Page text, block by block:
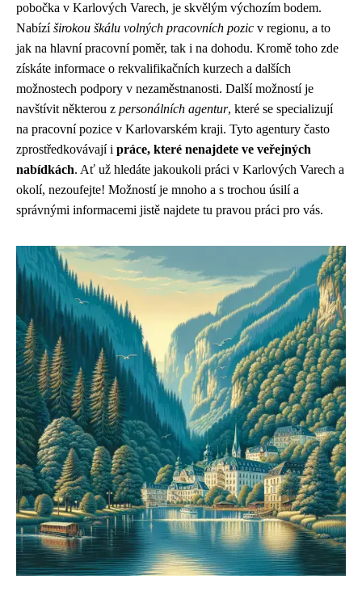
pobočka v Karlových Varech, je skvělým výchozím bodem.
Nabízíširokou škálu volných pracovních pozic v regionu, a to
jak na hlavní pracovní poměr, tak i na dohodu. Kromě toho zde
získáte informace o rekvalifikačních kurzech a dalších
možnostech podpory v nezaměstnanosti. Další možností je
navštívit některou z personálních agentur, které se specializují
na pracovní pozice v Karlovarském kraji. Tyto agentury často
zprostředkovávají i práce, které nenajdete ve veřejných
nabídkách. Ať už hledáte jakoukoli práci v Karlových Varech a
okolí, nezoufejte! Možností je mnoho a s trochou úsilí a
správnými informacemi jistě najdete tu pravou práci pro vás.